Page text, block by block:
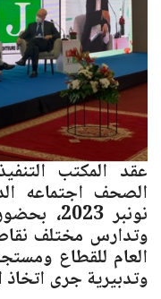
عقد المكتب
نونبر
وتدارس مختلف
العام للقطاع
وتدبيرية جرى اتخاذ